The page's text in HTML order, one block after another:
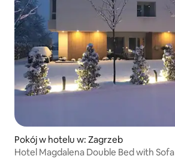
Pokój w hotelu w: Zagrzeb
Hotel Magdalena Double Bed with